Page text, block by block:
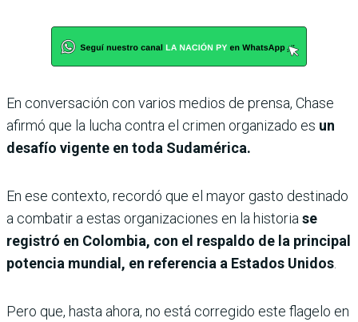
En conversación con varios medios de prensa, Chase
afirmó que la lucha contra el crimen organizado es un
desafío vigente en toda Sudamérica.
En ese contexto, recordó que el mayor gasto destinado
a combatir a estas organizaciones en la historiase
registró en Colombia, con el respaldo de la principal
potencia mundial, en referencia a Estados Unidos.
Pero que, hasta ahora, no está corregido este flagelo en